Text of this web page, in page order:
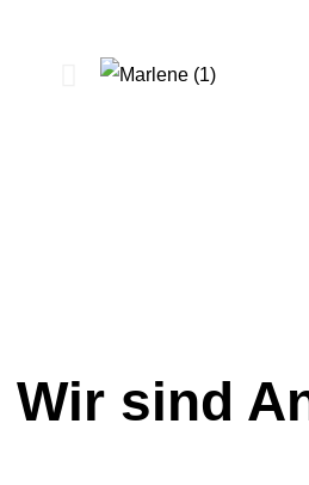
Wir sind